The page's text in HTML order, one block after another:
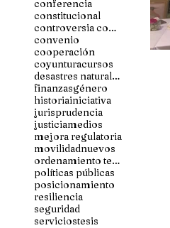
conferencia
constitucional
controversia constitucional
convenio
cooperación
coyunturacursos
desastres naturales
finanzasgénero
historiainiciativa
jurisprudencia
justiciamedios
mejora regulatoria
movilidadnuevos
ordenamiento territorial
políticas públicas
posicionamiento
resiliencia
seguridad
serviciostesis